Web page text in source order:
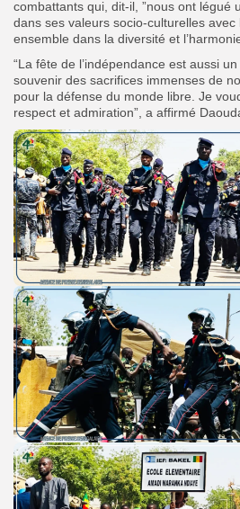
combattants qui, dit-il, ”nous ont légué
dans ses valeurs socio-culturelles
ensemble dans la diversité et
“La fête de l’indépendance est aussi
souvenir des sacrifices immenses de
pour la défense du monde libre. Je
respect et admiration”, a affirmé